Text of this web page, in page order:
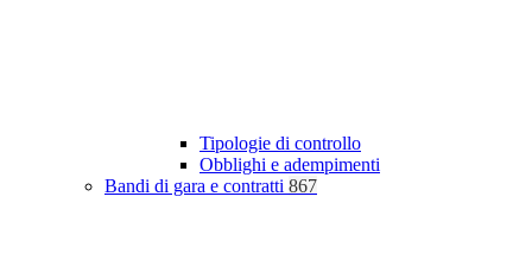
Tipologie di controllo
Obblighi e adempimenti
Bandi di gara e contratti 867